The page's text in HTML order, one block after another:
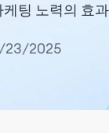
팅 노력의 효
23/2025